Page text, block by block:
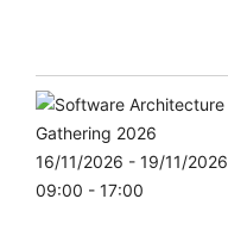
16/11/2026 - 19/11/2026
09:00 - 17:00